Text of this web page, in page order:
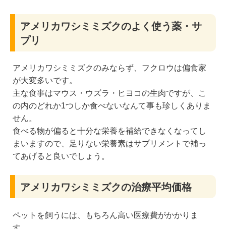
アメリカワシミミズクのよく使う薬・サ
プリ
アメリカワシミミズクのみならず、フクロウは偏食家
が大変多いです。
主な食事はマウス・ウズラ・ヒヨコの生肉ですが、こ
の内のどれか1つしか食べないなんて事も珍しくありま
せん。
食べる物が偏ると十分な栄養を補給できなくなってし
まいますので、足りない栄養素はサプリメントで補っ
てあげると良いでしょう。
アメリカワシミミズクの治療平均価格
ペットを飼うには、もちろん高い医療費がかかりま